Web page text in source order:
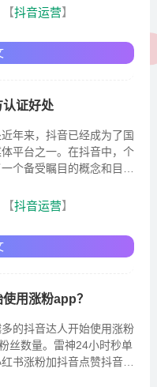
参与商业活动等。这种方
有明确规定只有认证企业
抖音...
【抖音运营】
证好处
年来，抖音已经成为了国
平台之一。在抖音中，个
个备受瞩目的概念和目
审核流程。这就意味着，
抖音个人认证对于绝大多
项比...
【抖音运营】
用涨粉app？
的抖音达人开始使用涨粉
丝数量。雷神24小时秒单
书涨粉加抖音点赞抖音知